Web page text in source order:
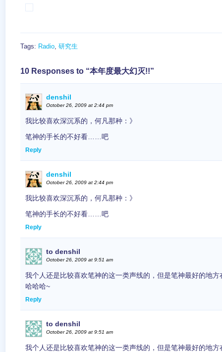
Tags: Radio, 研究生
10 Responses to “本年度最大幻灭!!”
denshil
October 26, 2009 at 2:44 pm
我比较喜欢深沉系的，何凡那种：》
笔神的手长的不好看……吧
Reply
denshil
October 26, 2009 at 2:44 pm
我比较喜欢深沉系的，何凡那种：》
笔神的手长的不好看……吧
Reply
to denshil
October 26, 2009 at 9:51 am
我个人还是比较喜欢笔神的这一类声线的，但是笔神最好的地
哈哈哈~
Reply
to denshil
October 26, 2009 at 9:51 am
我个人还是比较喜欢笔神的这一类声线的，但是笔神最好的地